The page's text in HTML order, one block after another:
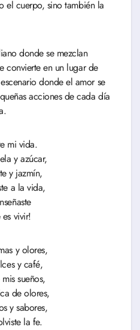
el cuerpo, sino también la
donde se mezclan
convierte en un lugar de
donde el amor se
acciones de cada día
mi vida.
y azúcar,
y jazmín,
a la vida,
es vivir!
y olores,
y café,
sueños,
de olores,
y sabores,
la fe.